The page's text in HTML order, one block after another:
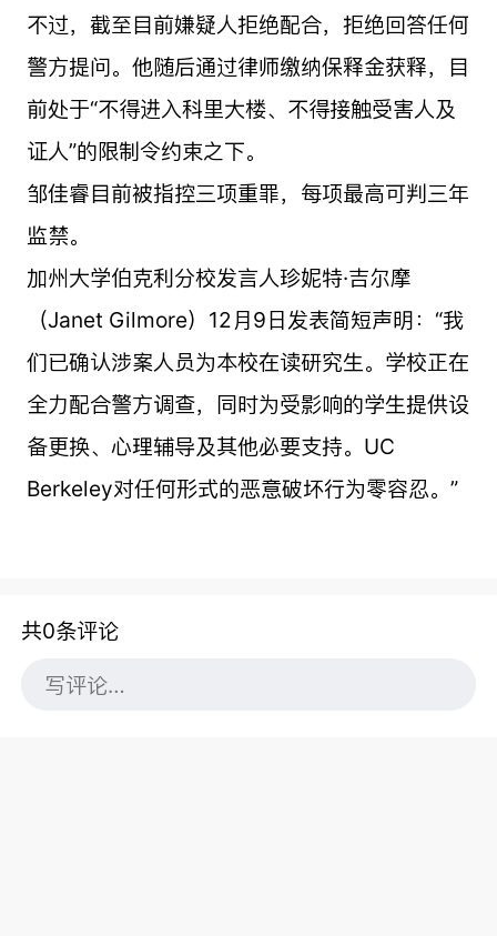
不过，截至目前嫌疑人拒绝配合，拒绝回答任何
警方提问。他随后通过律师缴纳保释金获释，目
前处于“不得进入科里大楼、不得接触受害人及
证人”的限制令约束之下。
邹佳睿目前被指控三项重罪，每项最高可判三年
监禁。
加州大学伯克利分校发言人珍妮特·吉尔摩
（Janet Gilmore）12月9日发表简短声明：“我
们已确认涉案人员为本校在读研究生。学校正在
全力配合警方调查，同时为受影响的学生提供设
备更换、心理辅导及其他必要支持。UC
Berkeley对任何形式的恶意破坏行为零容忍。”
共0条评论